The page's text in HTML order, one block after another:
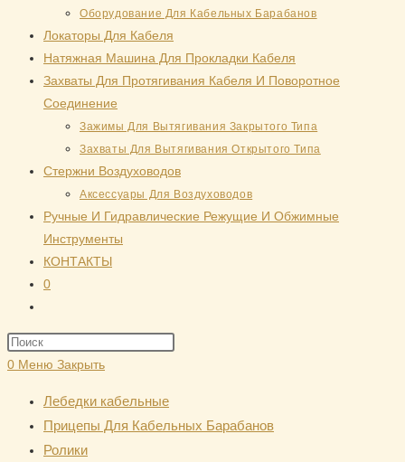
Оборудование Для Кабельных Барабанов
Локаторы Для Кабеля
Натяжная Mашина Для Прокладки Кабеля
Захваты Для Протягивания Кабеля И Поворотное
Соединение
Зажимы Для Вытягивания Закрытого Типа
Захваты Для Вытягивания Открытого Типа
Стержни Воздуховодов
Аксессуары Для Воздуховодов
Ручные И Гидравлические Режущие И Обжимные
Инструменты
КОНТАКТЫ
0
по
веб-
сайту
закрыть
0 Меню Закрыть
Лебедки кабельные
Прицепы Для Кабельных Барабанов
Ролики